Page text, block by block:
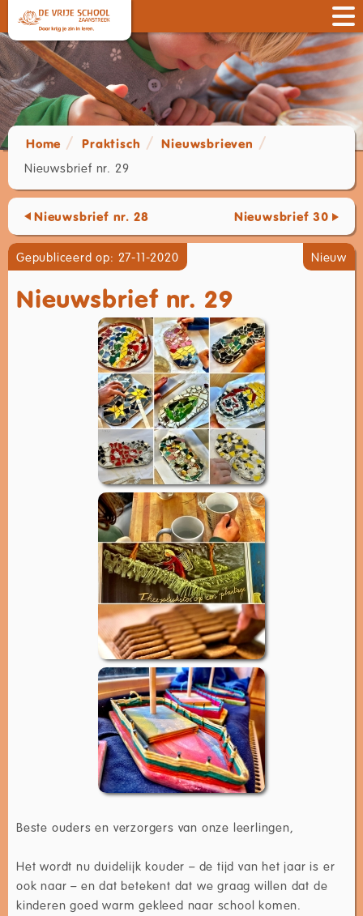
Home Praktisch
Nieuwsbrieven
Nieuwsbrief nr. 29
Nieuwsbrief nr. 28 Nieuwsbrief 30
Gepubliceerd op: 27-11-2020 Nieuw
Nieuwsbrief nr. 29
Beste ouders en verzorgers van onze leerlingen,
Het wordt nu duidelijk kouder – de tijd van het jaar is er
ook naar – en dat betekent dat we graag willen dat de
kinderen goed warm gekleed naar school komen.